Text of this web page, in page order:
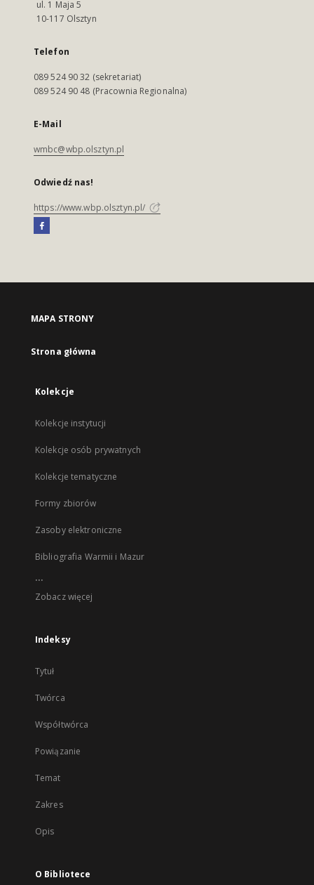
ul. 1 Maja 5
10-117 Olsztyn
Telefon
089 524 90 32 (sekretariat)
089 524 90 48 (Pracownia Regionalna)
E-Mail
wmbc@wbp.olsztyn.pl
Odwiedź nas!
https://www.wbp.olsztyn.pl/
MAPA STRONY
Strona główna
Kolekcje
Kolekcje instytucji
Kolekcje osób prywatnych
Kolekcje tematyczne
Formy zbiorów
Zasoby elektroniczne
Bibliografia Warmii i Mazur
...
Zobacz więcej
Indeksy
Tytuł
Twórca
Współtwórca
Powiązanie
Temat
Zakres
Opis
O Bibliotece